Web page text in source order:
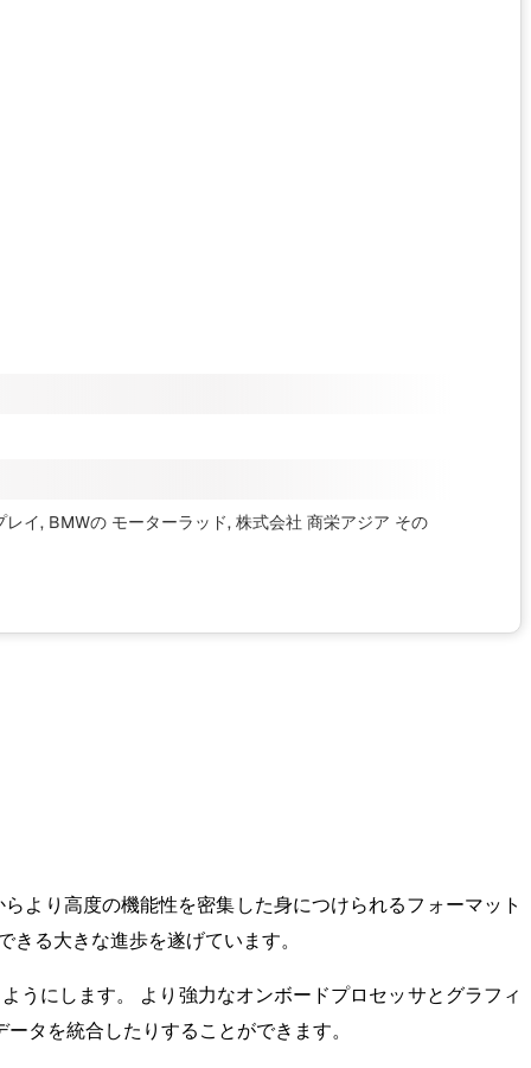
イ, BMWの モーターラッド, 株式会社 商栄アジア その
より高度の機能性を密集した身につけられるフォーマット
る大きな進歩を遂げています。
うにします。 より強力なオンボードプロセッサとグラフィ
タを統合したりすることができます。